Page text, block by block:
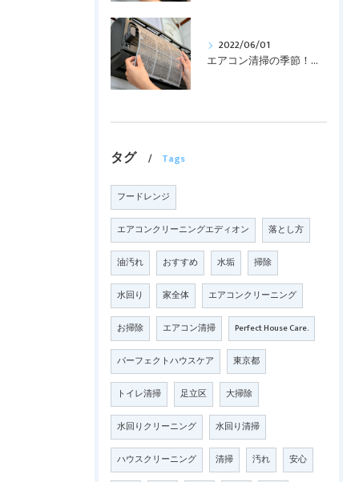
2022/06/01
エアコン清掃の季節！！！
タグ Tags
フードレンジ
エアコンクリーニングエディオン 落とし方
油汚れ おすすめ 水垢 掃除
水回り 家全体 エアコンクリーニング
お掃除 エアコン清掃 Perfect House Care.
パーフェクトハウスケア 東京都
トイレ清掃 足立区 大掃除
水回りクリーニング 水回り清掃
ハウスクリーニング 清掃 汚れ 安心